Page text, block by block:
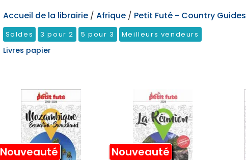
Accueil de la librairie / Afrique / Petit Futé - Country Guides
Soldes 3 pour 2 5 pour 3 Meilleurs vendeurs
Livres papier
Nouveauté Nouveauté